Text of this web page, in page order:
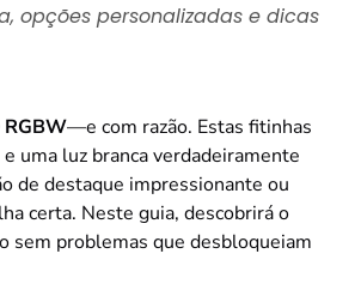
opções personalizadas e dicas
—e com razão. Estas fitinhas
uma luz branca verdadeiramente
de destaque impressionante ou
certa. Neste guia, descobrirá o
sem problemas que desbloqueiam